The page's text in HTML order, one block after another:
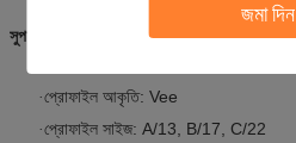
জমা দিন
সুপার গ্রিপ বেল্ট বৈশিষ্ট্য:
·প্রোফাইল আকৃতি: Vee
·প্রোফাইল সাইজ: A/13, B/17, C/22